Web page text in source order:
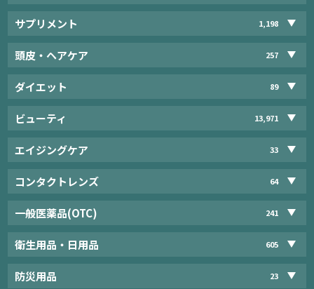
サプリメント 1,198
頭皮・ヘアケア 257
ダイエット 89
ビューティ 13,971
エイジングケア 33
コンタクトレンズ 64
一般医薬品(OTC) 241
衛生用品・日用品 605
防災用品 23